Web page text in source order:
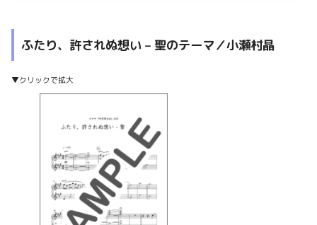
ふたり、許されぬ想い – 聖のテーマ／小瀬村晶
▼クリックで拡大